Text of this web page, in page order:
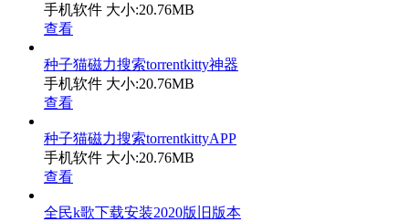
手机软件 大小:20.76MB
查看
种子猫磁力搜索torrentkitty神器
手机软件 大小:20.76MB
查看
种子猫磁力搜索torrentkittyAPP
手机软件 大小:20.76MB
查看
全民k歌下载安装2020版旧版本